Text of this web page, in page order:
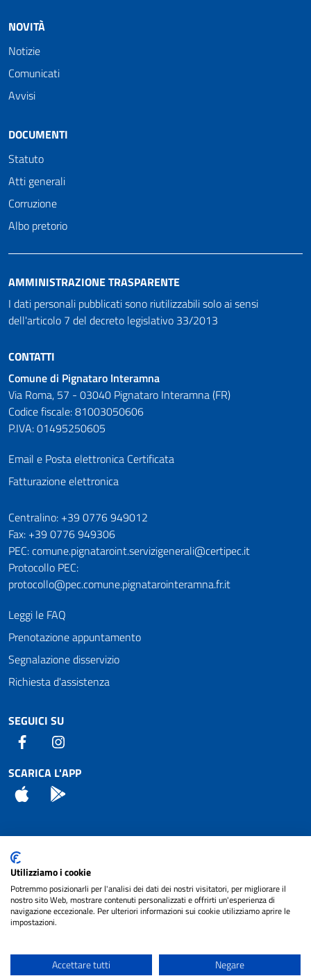
NOVITÀ
Notizie
Comunicati
Avvisi
DOCUMENTI
Statuto
Atti generali
Corruzione
Albo pretorio
AMMINISTRAZIONE TRASPARENTE
I dati personali pubblicati sono riutilizzabili solo ai sensi
dell'articolo 7 del decreto legislativo 33/2013
CONTATTI
Comune di Pignataro Interamna
Via Roma, 57 - 03040 Pignataro Interamna (FR)
Codice fiscale: 81003050606
P.IVA: 01495250605
Email e Posta elettronica Certificata
Fatturazione elettronica
Numeri utili
Centralino: +39 0776 949012
Fax: +39 0776 949306
PEC: comune.pignataroint.servizigenerali@certipec.it
Protocollo PEC:
protocollo@pec.comune.pignatarointeramna.fr.it
Leggi le FAQ
Prenotazione appuntamento
Segnalazione disservizio
Richiesta d'assistenza
SEGUICI SU
Facebook
SCARICA L'APP
App Store
Attuazione Misure PNRR
Piano di miglioramento del sito
Note legali
cura diNET SMART
Utilizziamo i cookie
Potremmo posizionarli per l'analisi dei dati dei nostri visitatori, per migliorare il
nostro sito Web, mostrare contenuti personalizzati e offrirti un'esperienza di
navigazione eccezionale. Per ulteriori informazioni sui cookie utilizziamo aprire le
impostazioni.
Accettare tutti Negare